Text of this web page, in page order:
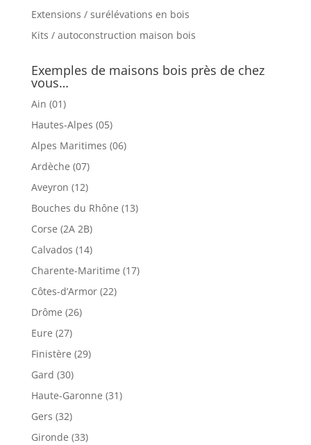
Extensions / surélévations en bois
Kits / autoconstruction maison bois
Exemples de maisons bois près de chez
vous…
Ain (01)
Hautes-Alpes (05)
Alpes Maritimes (06)
Ardèche (07)
Aveyron (12)
Bouches du Rhône (13)
Corse (2A 2B)
Calvados (14)
Charente-Maritime (17)
Côtes-d’Armor (22)
Drôme (26)
Eure (27)
Finistère (29)
Gard (30)
Haute-Garonne (31)
Gers (32)
Gironde (33)